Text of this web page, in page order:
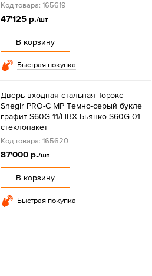
Код товара: 165619
47'125 р./шт
В корзину
Быстрая покупка
Дверь входная стальная Торэкс
Snegir PRO-C MP Tемно-серый букле
графит S60G-11/ПВХ Бьянко S60G-01
стеклопакет
Код товара: 165620
87'000 р./шт
В корзину
Быстрая покупка